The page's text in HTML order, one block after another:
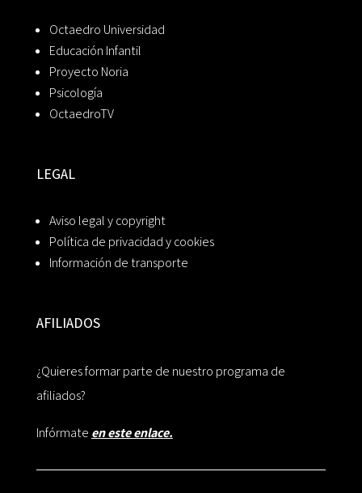
Octaedro Universidad
Educación Infantil
Proyecto Noria
Psicología
OctaedroTV
LEGAL
Aviso legal y copyright
Política de privacidad y cookies
Información de transporte
AFILIADOS
¿Quieres formar parte de nuestro programa de
afiliados?
Infórmate en este enlace.